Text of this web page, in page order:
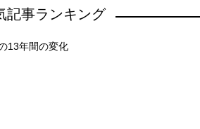
記事ランキング
13年間の変化